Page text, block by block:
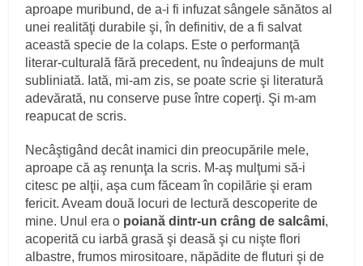
aproape muribund, de a-i fi infuzat sângele sănătos al
unei realităţi durabile şi, în definitiv, de a fi salvat
această specie de la colaps. Este o performanţă
literar-culturală fără precedent, nu îndeajuns de mult
subliniată. Iată, mi-am zis, se poate scrie şi literatură
adevărată, nu conserve puse între coperţi. Şi m-am
reapucat de scris.
Necâştigând decât inamici din preocupările mele,
aproape că aş renunţa la scris. M-aş mulţumi să-i
citesc pe alţii, aşa cum făceam în copilărie şi eram
fericit. Aveam două locuri de lectură descoperite de
mine. Unul era o poiană dintr-un crâng de salcâmi,
acoperită cu iarbă grasă şi deasă şi cu nişte flori
albastre, frumos mirositoare, năpădite de fluturi şi de